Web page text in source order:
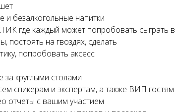
и безалкогольные напитки
где каждый может попробовать сыграть в
постоять на гвоздях, сделать
попробовать аксесс
круглыми столами
спикерам и экспертам, а также ВИП гостям
отчеты с вашим участием